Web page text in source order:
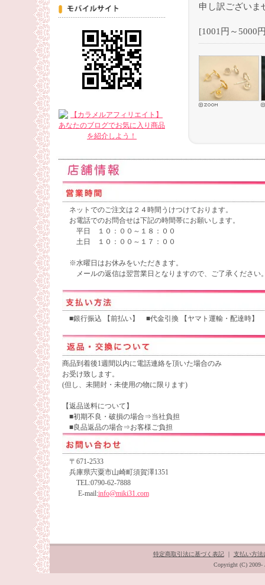
申し訳ございま
[1001円～5000
ネットでのご注文は２４時間うけつけております。
お電話でのお問合せは下記の時間帯にお願いします。
平日 １０：００～１８：００
土日 １０：００～１７：００
※水曜日はお休みをいただきます。
メールの返信は翌営業日となりますので、ご了承ください
■銀行振込 【前払い】 ■代金引換 【ヤマト運輸・配達時】
商品到着後1週間以内に電話連絡を頂いた場合のみ
お受け致します。
(但し、未開封・未使用の物に限ります)
【返品送料について】
■初期不良・破損の場合⇒当社負担
■良品返品の場合⇒お客様ご負担
〒671-2533
兵庫県宍粟市山崎町須賀澤1351
TEL:0790-62-7888
E-mail:info@miki31.com
特定商取引法に基づく表記
支払い方法
Copyright (C) 2009-